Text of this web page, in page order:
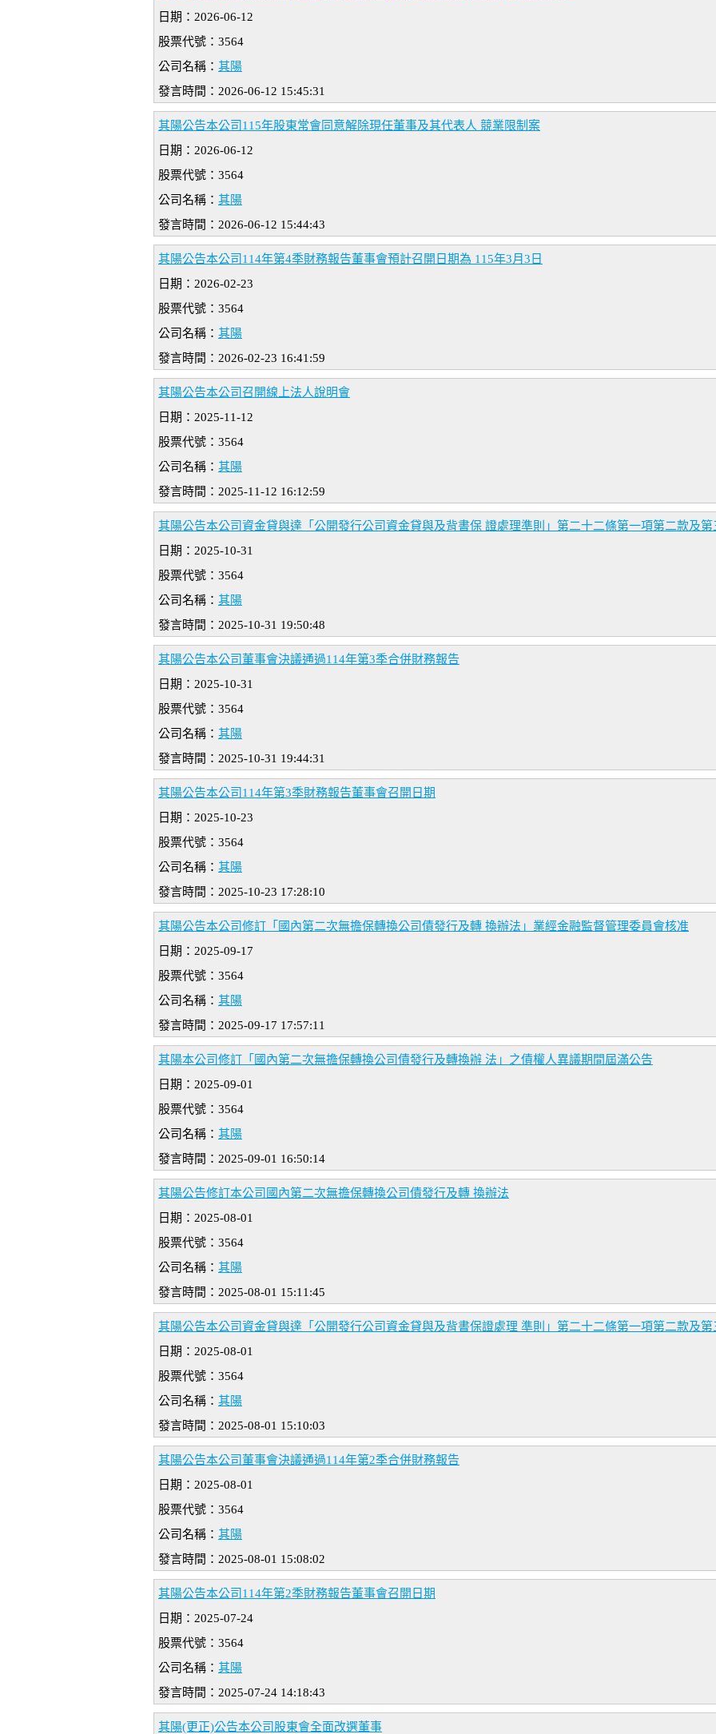
日期：2026-06-12
股票代號：3564
公司名稱： 其陽
發言時間：2026-06-12 15:45:31
其陽公告本公司115年股東常會同意解除現任董事及其代表人 競業限制案
日期：2026-06-12
股票代號：3564
公司名稱： 其陽
發言時間：2026-06-12 15:44:43
其陽公告本公司114年第4季財務報告董事會預計召開日期為 115年3月3日
日期：2026-02-23
股票代號：3564
公司名稱： 其陽
發言時間：2026-02-23 16:41:59
其陽公告本公司召開線上法人說明會
日期：2025-11-12
股票代號：3564
公司名稱： 其陽
發言時間：2025-11-12 16:12:59
其陽公告本公司資金貸與達「公開發行公司資金貸與及背書保 證處理準則」第二十二條第一項第二款及第
日期：2025-10-31
股票代號：3564
公司名稱： 其陽
發言時間：2025-10-31 19:50:48
其陽公告本公司董事會決議通過114年第3季合併財務報告
日期：2025-10-31
股票代號：3564
公司名稱： 其陽
發言時間：2025-10-31 19:44:31
其陽公告本公司114年第3季財務報告董事會召開日期
日期：2025-10-23
股票代號：3564
公司名稱： 其陽
發言時間：2025-10-23 17:28:10
其陽公告本公司修訂「國內第二次無擔保轉換公司債發行及轉 換辦法」業經金融監督管理委員會核准
日期：2025-09-17
股票代號：3564
公司名稱： 其陽
發言時間：2025-09-17 17:57:11
其陽本公司修訂「國內第二次無擔保轉換公司債發行及轉換辦 法」之債權人異議期間屆滿公告
日期：2025-09-01
股票代號：3564
公司名稱： 其陽
發言時間：2025-09-01 16:50:14
其陽公告修訂本公司國內第二次無擔保轉換公司債發行及轉 換辦法
日期：2025-08-01
股票代號：3564
公司名稱： 其陽
發言時間：2025-08-01 15:11:45
其陽公告本公司資金貸與達「公開發行公司資金貸與及背書保證處理 準則」第二十二條第一項第二款及第
日期：2025-08-01
股票代號：3564
公司名稱： 其陽
發言時間：2025-08-01 15:10:03
其陽公告本公司董事會決議通過114年第2季合併財務報告
日期：2025-08-01
股票代號：3564
公司名稱： 其陽
發言時間：2025-08-01 15:08:02
其陽公告本公司114年第2季財務報告董事會召開日期
日期：2025-07-24
股票代號：3564
公司名稱： 其陽
發言時間：2025-07-24 14:18:43
其陽(更正)公告本公司股東會全面改選董事